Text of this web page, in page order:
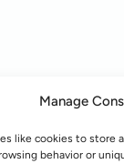
Manage
like cookies to
behavior or